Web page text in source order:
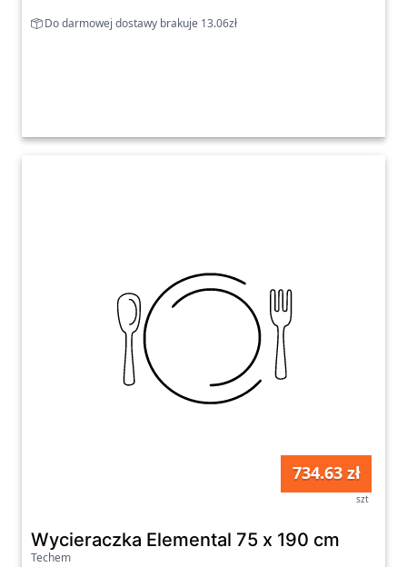
Do darmowej dostawy brakuje 13.06zł
734.63 zł
szt
Wycieraczka Elemental 75 x 190 cm
Techem